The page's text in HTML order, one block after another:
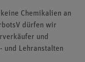
Chemikalien an
dürfen wir
und
und Lehranstalten